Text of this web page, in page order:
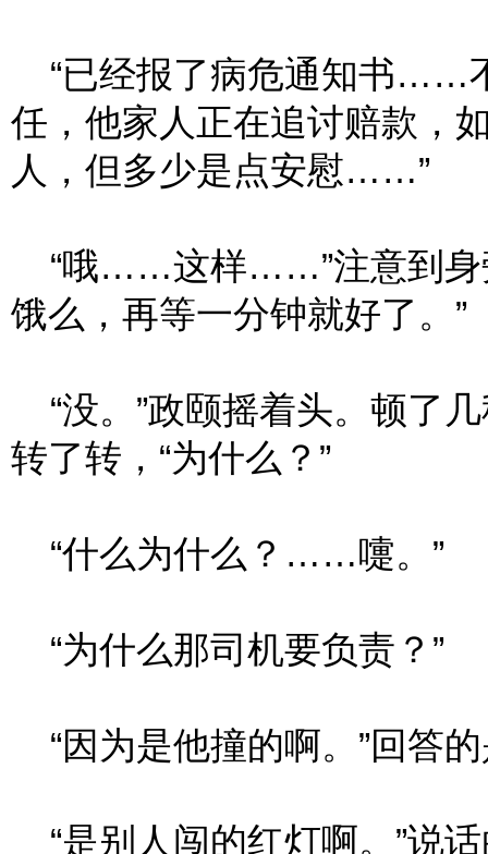
“已经报了病危通知书……
任，他家人正在追讨赔款，
人，但多少是点安慰……”
“哦……这样……”注意到身
饿么，再等一分钟就好了。”
“没。”政颐摇着头。顿了
转了转，“为什么？”
“什么为什么？……嚏。”
“为什么那司机要负责？”
“因为是他撞的啊。”回答
“是别人闯的红灯啊。”说